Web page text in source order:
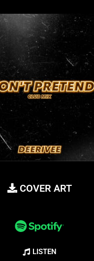
COVER ART
LISTEN